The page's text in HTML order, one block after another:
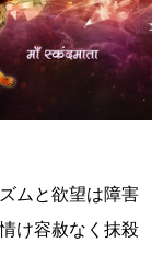
ムと欲望は障害
け容赦なく抹殺